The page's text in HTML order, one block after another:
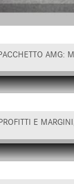
AMG:
E